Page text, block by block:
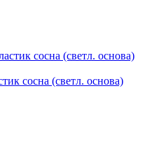
сосна (светл. основа)